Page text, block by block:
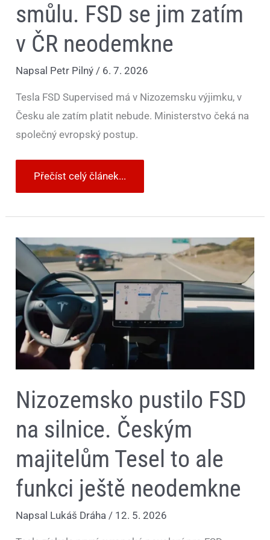
smůlu. FSD se jim zatím
v ČR neodemkne
Napsal Petr Pilný/ 6. 7. 2026
Tesla FSD Supervised má v Nizozemsku výjimku, v
Česku ale zatím platit nebude. Ministerstvo čeká na
společný evropský postup.
Přečíst celý článek...
Nizozemsko pustilo FSD
na silnice. Českým
majitelům Tesel to ale
funkci ještě neodemkne
Napsal Lukáš Dráha / 12. 5. 2026
Nizozemsko
pustilo
FSD
na
silnice.
Českým
majitelům
Tesel
ale
funkci
ještě
neodemkne